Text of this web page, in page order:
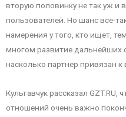
вторую половинку не так уж и
пользователей. Но шанс все-
намерения у того, кто ищет,
многом развитие дальнейших
насколько партнер привязан к
Кульгавчук рассказал
отношений очень важно